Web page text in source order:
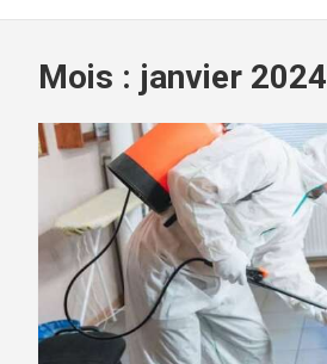
Mois : janvier 2024